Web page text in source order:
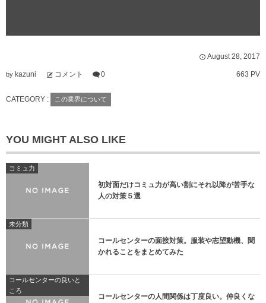
August 28, 2017
by kazuni コメント 0 663 PV
CATEGORY : この業界について
YOU MIGHT ALSO LIKE
コミュ力
初対面だけコミュ力が高い割にそれ以降が苦手な
人の対策５選
未分類
コールセンターの面接対策。服装や志望動機、聞
かれることをまとめてみた
コールセンターの良いと
ころ
コールセンターの人間関係は丁度良い。仲良くな